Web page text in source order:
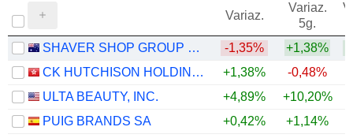
Variaz.
Variaz.
5g.
SHAVER SHOP GROUP LIMITED
-1,35% +1,38%
CK HUTCHISON HOLDINGS LIMITED
+1,38% -0,48%
ULTA BEAUTY, INC.
+4,89% +10,20%
PUIG BRANDS SA
+0,42% +1,14%